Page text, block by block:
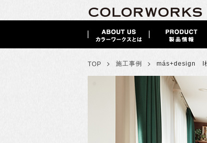
TOP > 施工事例 > más+design I